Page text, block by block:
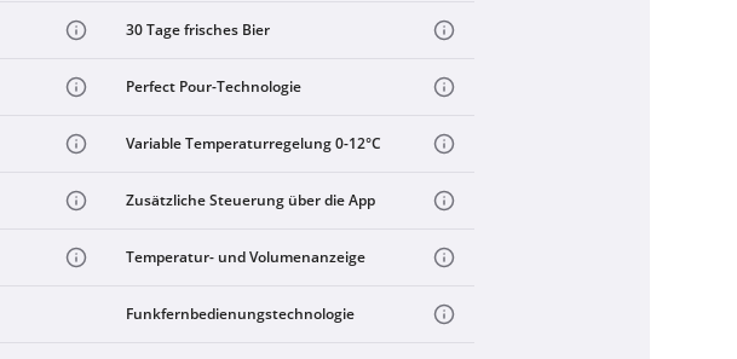
30 Tage frisches Bier
Perfect Pour-Technologie
Variable Temperaturregelung 0-12°C
Zusätzliche Steuerung über die App
Temperatur- und Volumenanzeige
Funkfernbedienungstechnologie